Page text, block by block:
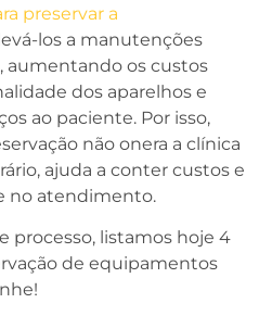
preservar a
los a manutenções
aumentando os custos
dos aparelhos e
ao paciente. Por isso,
não onera a clínica
ajuda a conter custos e
no atendimento.
processo, listamos hoje 4
de equipamentos